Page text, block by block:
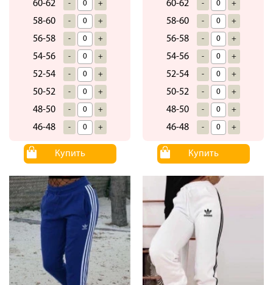
60-62 - +
58-60 - +
56-58 - +
54-56 - +
52-54 - +
50-52 - +
48-50 - +
46-48 - +
Купить
60-62 - +
58-60 - +
56-58 - +
54-56 - +
52-54 - +
50-52 - +
48-50 - +
46-48 - +
Купить